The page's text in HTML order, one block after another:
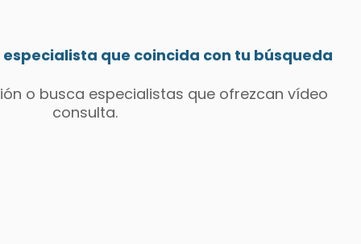
que coincida con tu búsqueda
o busca especialistas que ofrezcan vídeo
consulta.